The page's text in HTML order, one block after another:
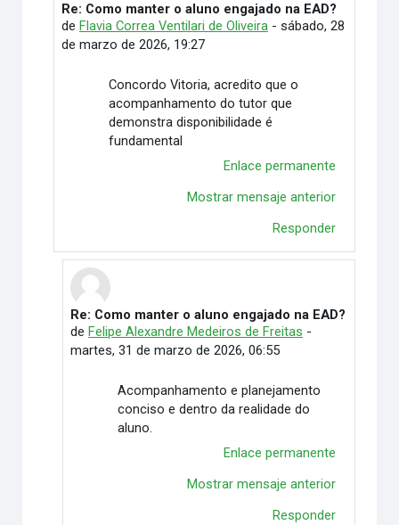
En respuesta a Vitória Duarte Wingert
Re: Como manter o aluno engajado na EAD?
de Flavia Correa Ventilari de Oliveira- sábado, 28
de marzo de 2026, 19:27
Concordo Vitoria, acredito que o
acompanhamento do tutor que
demonstra disponibilidade é
fundamental
Enlace permanente
Mostrar mensaje anterior
Responder
En respuesta a Flavia Correa Ventilari de Oliveira
Re: Como manter o aluno engajado na EAD?
de Felipe Alexandre Medeiros de Freitas -
martes, 31 de marzo de 2026, 06:55
Acompanhamento e planejamento
conciso e dentro da realidade do
aluno.
Enlace permanente
Mostrar mensaje anterior
Responder